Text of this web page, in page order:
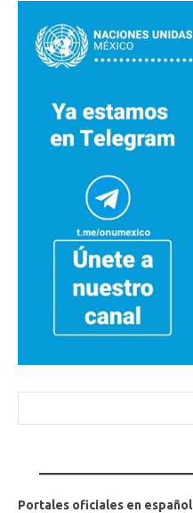
Portales oficiales en español